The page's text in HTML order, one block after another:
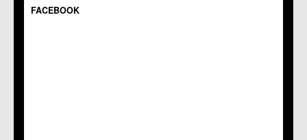
C.M. Gea y Truyols
FACEBOOK